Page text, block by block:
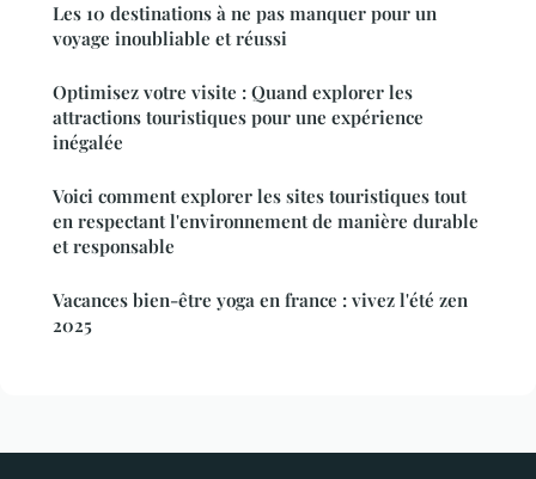
Les 10 destinations à ne pas manquer pour un
voyage inoubliable et réussi
Optimisez votre visite : Quand explorer les
attractions touristiques pour une expérience
inégalée
Voici comment explorer les sites touristiques tout
en respectant l'environnement de manière durable
et responsable
Vacances bien-être yoga en france : vivez l'été zen
2025